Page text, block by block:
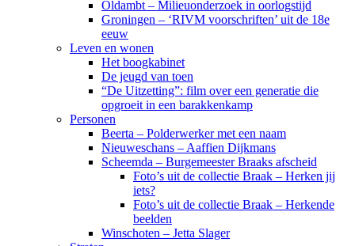
Oldambt – Milieuonderzoek in oorlogstijd
Groningen – ‘RIVM voorschriften’ uit de 18e
eeuw
Leven en wonen
Het boogkabinet
De jeugd van toen
“De Uitzetting”: film over een generatie die
opgroeit in een barakkenkamp
Personen
Beerta – Polderwerker met een naam
Nieuweschans – Aaffien Dijkmans
Scheemda – Burgemeester Braaks afscheid
Foto’s uit de collectie Braak – Herken jij
iets?
Foto’s uit de collectie Braak – Herkende
beelden
Winschoten – Jetta Slager